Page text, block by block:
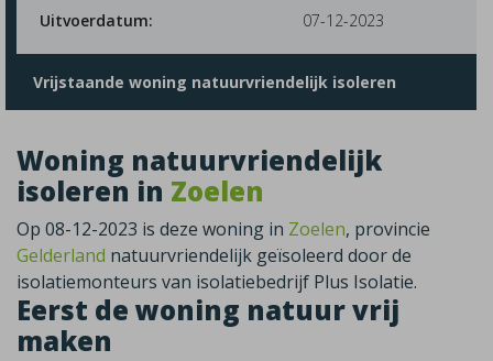
Uitvoerdatum: 07-12-2023
Vrijstaande woning natuurvriendelijk isoleren
Woning natuurvriendelijk
isoleren in Zoelen
Op 08-12-2023 is deze woning in Zoelen, provincie
Gelderland natuurvriendelijk geïsoleerd door de
isolatiemonteurs van isolatiebedrijf Plus Isolatie.
Eerst de woning natuur vrij
maken